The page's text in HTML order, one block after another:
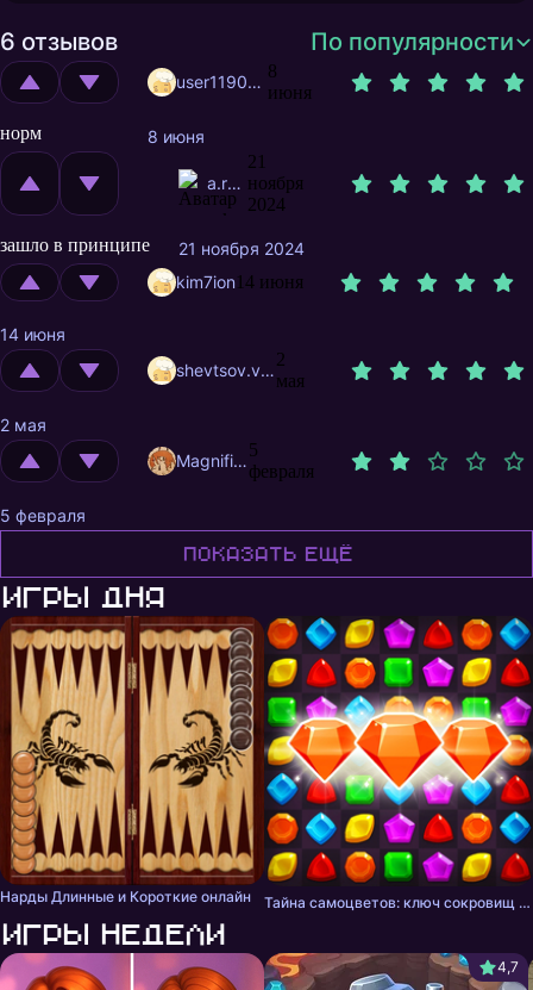
6 отзывов По популярности
user11900378
8
июня
норм
8 июня
a.rusakov
21
ноября
2024
зашло в принципе
21 ноября 2024
kim7ion14 июня
14 июня
shevtsov.vova
2
мая
2 мая
MagnificentMrFox
5
февраля
5 февраля
Показать ещё
Игры дня
Нарды Длинные и Короткие онлайн Тайна самоцветов: ключ сокровищ - три в ряд
Игры недели
4,7